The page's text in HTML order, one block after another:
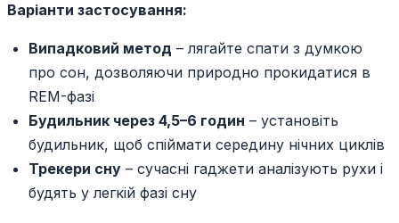
Варіанти застосування:
Випадковий метод – лягайте спати з думкою
про сон, дозволяючи природно прокидатися в
REM-фазі
Будильник через 4,5–6 годин – установіть
будильник, щоб спіймати середину нічних циклів
Трекери сну – сучасні гаджети аналізують рухи і
будять у легкій фазі сну